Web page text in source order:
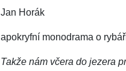
Jan Horák
apokryfní monodrama o
Takže nám včera do jezera